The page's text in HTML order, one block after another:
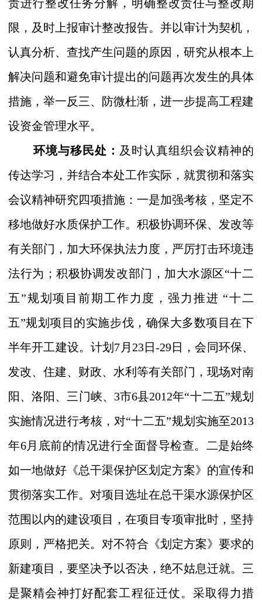
责进行整改任务分解，明确整改责任与整改期
限，及时上报审计整改报告。并以审计为契机，
认真分析、查找产生问题的原因，研究从根本上
解决问题和避免审计提出的问题再次发生的具体
措施，举一反三、防微杜渐，进一步提高工程建
设资金管理水平。
环境与移民处： 及时认真组织会议精神的
传达学习，并结合本处工作实际，就贯彻和落实
会议精神研究四项措施：一是加强考核，坚定不
移地做好水质保护工作。积极协调环保、发改等
有关部门，加大环保执法力度，严厉打击环境违
法行为；积极协调发改部门，加大水源区“十二
五”规划项目前期工作力度，强力推进 “十二
五”规划项目的实施步伐，确保大多数项目在下
半年开工建设。计划 7 月 23日 -29日，会同环保、
发改、住建、财政、水利等有关部门，现场对南
阳、洛阳、三门峡、 3市6县2012年“十二五”规划
实施情况进行考核，对“十二五”规划实施至2013
年6月底前的情况进行全面督导检查。二是始终
如一地做好《总干渠保护区划定方案》的宣传和
贯彻落实工作。对项目选址在总干渠水源保护区
范围以内的建设项目，在项目专项审批时，坚持
原则，严格把关。对不符合《划定方案》要求的
新建项目，要坚决予以否决，绝不姑息迁就。三
是聚精会神打好配套工程征迁仗。采取得力措